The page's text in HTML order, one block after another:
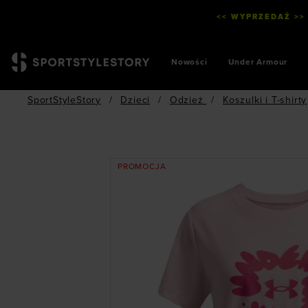
<< WYPRZEDAŻ
Nowości Under Armour
SportStyleStory / Dzieci / Odzież / Koszulki i T-shirty
PROMOCJA